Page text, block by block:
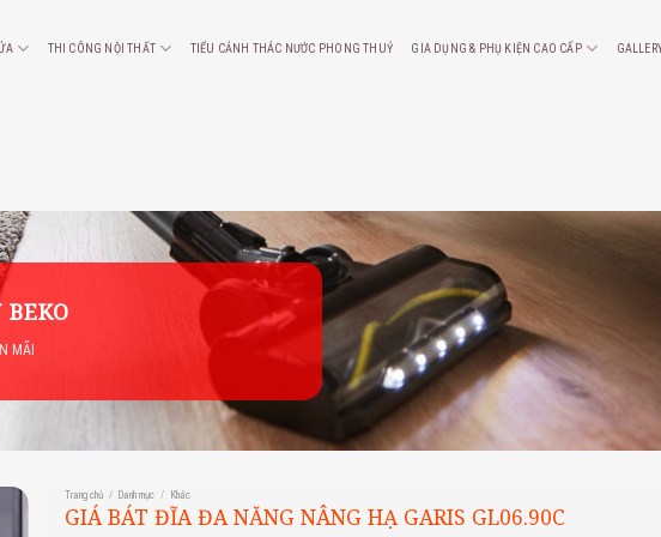
THI CÔNG NỘI THẤT TIỂU CẢNH THÁC NƯỚC PHONG THUỶ GIA DỤNG & PHỤ KIỆN CAO CẤP
MÃI
Trang chủ / Danh mục / Khác
GIÁ BÁT ĐĨA ĐA NĂNG NÂNG HẠ GARIS GL06.90C